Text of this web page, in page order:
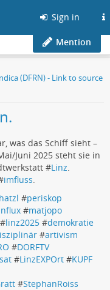
Sign in
Mention
was das Schiff sieht –
Juni 2025 steht sie in
#Linz.
imfluss.
#periskop
#matjopo
#linz2025 #demokratie
#artivism
#DORFTV
#LinzEXPOrt #KUPF
#StephanRoiss